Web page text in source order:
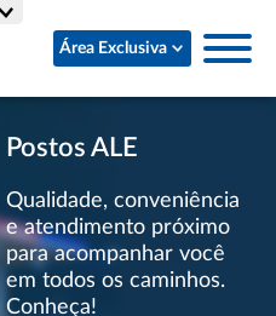
Área Exclusiva
Postos ALE
Qualidade, conveniência
e atendimento próximo
para acompanhar você
em todos os caminhos.
Conheça!